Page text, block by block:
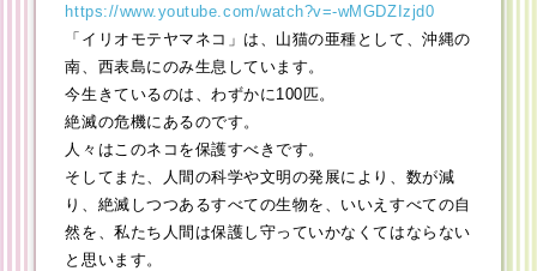
https://www.youtube.com/watch?v=-wMGDZIzjd0
「イリオモテヤマネコ」は、山猫の亜種として、沖縄の
南、西表島にのみ生息しています。
今生きているのは、わずかに100匹。
絶滅の危機にあるのです。
人々はこのネコを保護すべきです。
そしてまた、人間の科学や文明の発展により、数が減
り、絶滅しつつあるすべての生物を、いいえすべての自
然を、私たち人間は保護し守っていかなくてはならない
と思います。